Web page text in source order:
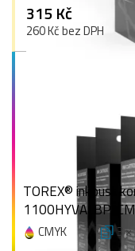
315 Kč
260 Kč bez DPH
TOREX® inkoust
1100HYVALBP,
CMYK 3